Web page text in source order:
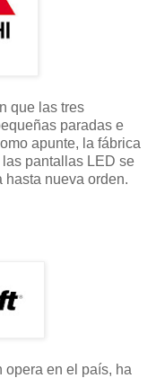
que las tres
paradas e
apunte, la fábrica
pantallas LED se
hasta nueva orden.
opera en el país, ha